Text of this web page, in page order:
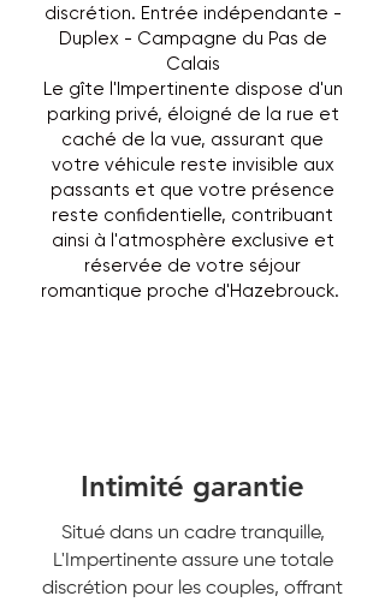
discrétion. Entrée indépendante -
Duplex - Campagne du Pas de
Calais
Le gîte l'Impertinente dispose d'un
parking privé, éloigné de la rue et
caché de la vue, assurant que
votre véhicule reste invisible aux
passants et que votre présence
reste confidentielle, contribuant
ainsi à l'atmosphère exclusive et
réservée de votre séjour
romantique proche d'Hazebrouck.
Intimité garantie
Situé dans un cadre tranquille,
L'Impertinente assure une totale
discrétion pour les couples, offrant